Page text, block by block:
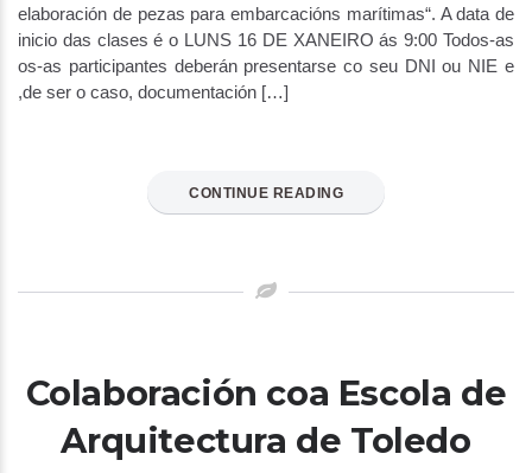
elaboración de pezas para embarcacións marítimas“. A data de
inicio das clases é o LUNS 16 DE XANEIRO ás 9:00 Todos-as
os-as participantes deberán presentarse co seu DNI ou NIE e
,de ser o caso, documentación […]
CONTINUE READING
Colaboración coa Escola de
Arquitectura de Toledo